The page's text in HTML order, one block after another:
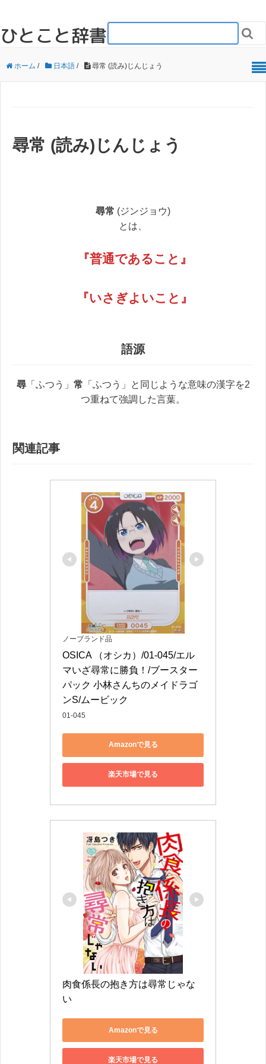
ひとこと辞書 
ホーム / 日本語 / 尋常 (読み)じんじょう
尋常 (読み)じんじょう
尋常 (ジンジョウ)
とは、
『普通であること 』
『いさぎよいこと 』
語源
尋「ふつう」 常 「ふつう」と同じような意味の漢字を2
つ重ねて強調した言葉。
関連記事
ノーブランド品
OSICA （オシカ）/01-045/エル
マいざ尋常に勝負！/ブースター
パック 小林さんちのメイドラゴ
ンS/ムービック
01-045
Amazonで見る
楽天市場で見る
肉食係長の抱き方は尋常じゃな
い
Amazonで見る
楽天市場で見る